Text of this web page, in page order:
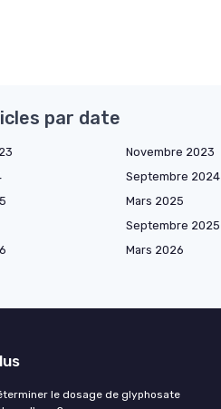
par date
Novembre 2023
Septembre 2024
Mars 2025
Septembre 2025
Mars 2026
le dosage de glyphosate